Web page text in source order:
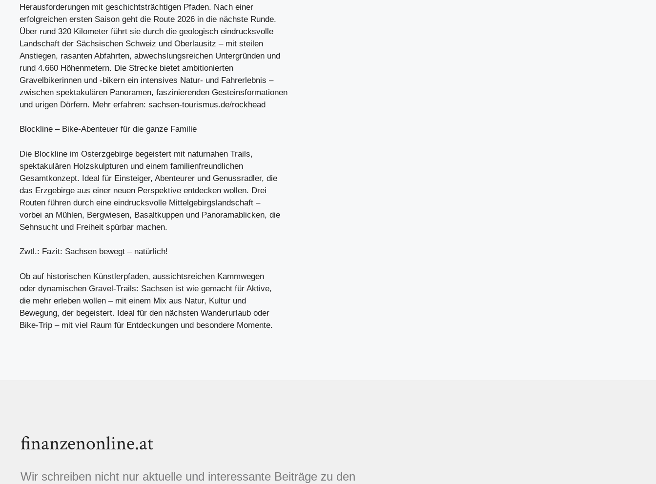
Herausforderungen mit geschichtsträchtigen Pfaden. Nach einer
erfolgreichen ersten Saison geht die Route 2026 in die nächste Runde.
Über rund 320 Kilometer führt sie durch die geologisch eindrucksvolle
Landschaft der Sächsischen Schweiz und Oberlausitz – mit steilen
Anstiegen, rasanten Abfahrten, abwechslungsreichen Untergründen und
rund 4.660 Höhenmetern. Die Strecke bietet ambitionierten
Gravelbikerinnen und -bikern ein intensives Natur- und Fahrerlebnis –
zwischen spektakulären Panoramen, faszinierenden Gesteinsformationen
und urigen Dörfern. Mehr erfahren: sachsen-tourismus.de/rockhead
Blockline – Bike-Abenteuer für die ganze Familie
Die Blockline im Osterzgebirge begeistert mit naturnahen Trails,
spektakulären Holzskulpturen und einem familienfreundlichen
Gesamtkonzept. Ideal für Einsteiger, Abenteurer und Genussradler, die
das Erzgebirge aus einer neuen Perspektive entdecken wollen. Drei
Routen führen durch eine eindrucksvolle Mittelgebirgslandschaft –
vorbei an Mühlen, Bergwiesen, Basaltkuppen und Panoramablicken, die
Sehnsucht und Freiheit spürbar machen.
Zwtl.: Fazit: Sachsen bewegt – natürlich!
Ob auf historischen Künstlerpfaden, aussichtsreichen Kammwegen
oder dynamischen Gravel-Trails: Sachsen ist wie gemacht für Aktive,
die mehr erleben wollen – mit einem Mix aus Natur, Kultur und
Bewegung, der begeistert. Ideal für den nächsten Wanderurlaub oder
Bike-Trip – mit viel Raum für Entdeckungen und besondere Momente.
finanzenonline.at
Wir schreiben nicht nur aktuelle und interessante Beiträge zu den